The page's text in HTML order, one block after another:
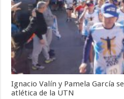
Ignacio Valín y Pamela García
atlética de la UTN